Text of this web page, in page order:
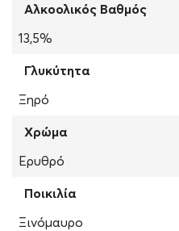
Αλκοολικός Βαθμός
13,5%
Γλυκύτητα
Ξηρό
Χρώμα
Ερυθρό
Ποικιλία
Ξινόμαυρο